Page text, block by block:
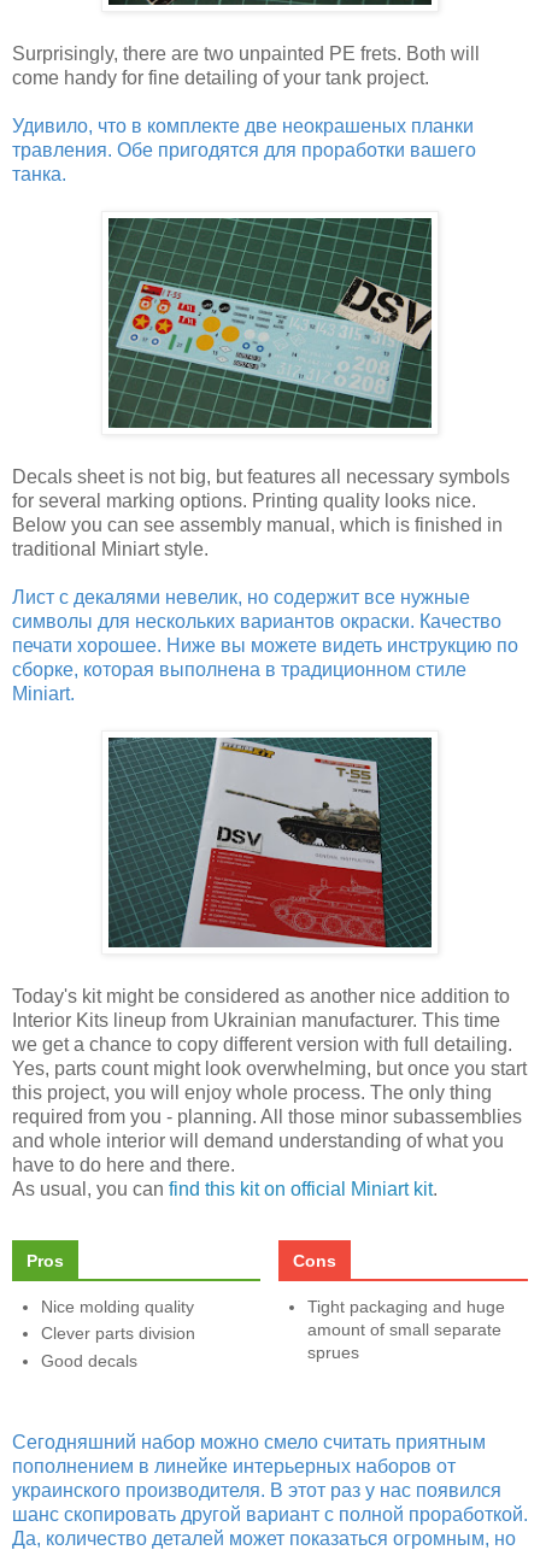
Surprisingly, there are two unpainted PE frets. Both will
come handy for fine detailing of your tank project.
Удивило, что в комплекте две неокрашеных планки
травления. Обе пригодятся для проработки вашего
танка.
Decals sheet is not big, but features all necessary symbols
for several marking options. Printing quality looks nice.
Below you can see assembly manual, which is finished in
traditional Miniart style.
Лист с декалями невелик, но содержит все нужные
символы для нескольких вариантов окраски. Качество
печати хорошее. Ниже вы можете видеть инструкцию по
сборке, которая выполнена в традиционном стиле
Miniart.
Today's kit might be considered as another nice addition to
Interior Kits lineup from Ukrainian manufacturer. This time
we get a chance to copy different version with full detailing.
Yes, parts count might look overwhelming, but once you start
this project, you will enjoy whole process. The only thing
required from you - planning. All those minor subassemblies
and whole interior will demand understanding of what you
have to do here and there.
As usual, you can find this kit on official Miniart kit.
Pros
Nice molding quality
Clever parts division
Good decals
Cons
Tight packaging and huge
amount of small separate
sprues
Сегодняшний набор можно смело считать приятным
пополнением в линейке интерьерных наборов от
украинского производителя. В этот раз у нас появился
шанс скопировать другой вариант с полной проработкой.
Да, количество деталей может показаться огромным, но